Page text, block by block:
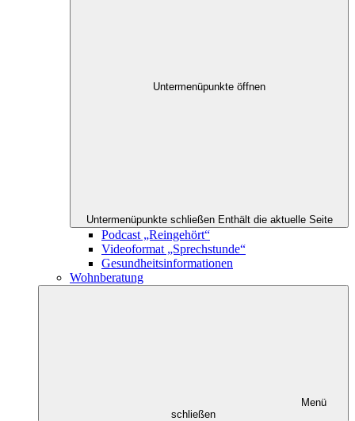
Untermenüpunkte öffnen
Untermenüpunkte schließen Enthält die aktuelle Seite
Podcast „Reingehört“
Videoformat „Sprechstunde“
Gesundheitsinformationen
Wohnberatung
Menü
schließen